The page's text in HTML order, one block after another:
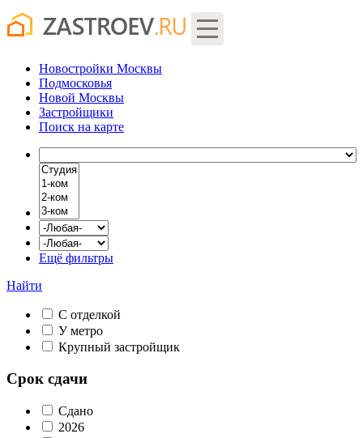
Новостройки Москвы
Подмосковья
Новой Москвы
Застройщики
Поиск на карте
Ещё фильтры
Найти
С отделкой
У метро
Крупный застройщик
Срок сдачи
Сдано
2026